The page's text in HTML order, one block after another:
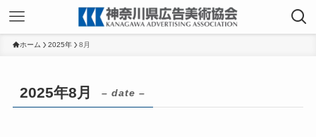
ホーム 2025年 8月
2025年8月 – date –